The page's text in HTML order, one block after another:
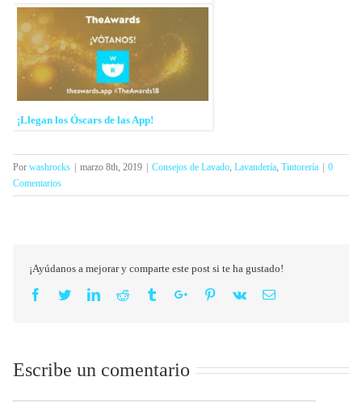
¡Llegan los Óscars de las App!
Por washrocks | marzo 8th, 2019 | Consejos de Lavado Lavandería Tintorería | 0
Comentarios
¡Ayúdanos a mejorar y comparte este post si te ha gustado!
Facebook
TwitterLinkedinReddit TumblrGoogle+Pinterest
Vk Email
Escribe un comentario